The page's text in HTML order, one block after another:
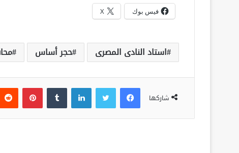
فيس بوك X
استاد النادى المصرى حجر أساس
شاركها
فيسبوك لينكدإن بينتيريست